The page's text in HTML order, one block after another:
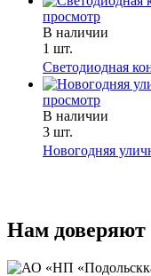
просмотр
В наличии
1 шт.
Светодиодная
просмотр
В наличии
3 шт.
Новогодняя
Нам доверяют